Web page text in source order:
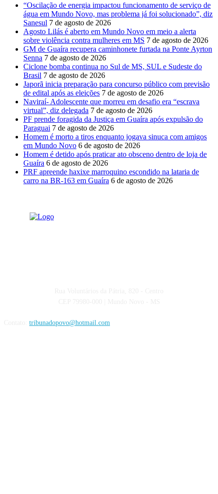
“Oscilação de energia impactou funcionamento de serviço de
água em Mundo Novo, mas problema já foi solucionado”, diz
Sanesul 7 de agosto de 2026
Agosto Lilás é aberto em Mundo Novo em meio a alerta
sobre violência contra mulheres em MS 7 de agosto de 2026
GM de Guaíra recupera caminhonete furtada na Ponte Ayrton
Senna 7 de agosto de 2026
Ciclone bomba continua no Sul de MS, SUL e Sudeste do
Brasil 7 de agosto de 2026
Japorã inicia preparação para concurso público com previsão
de edital após as eleições 7 de agosto de 2026
Naviraí- Adolescente que morreu em desafio era “escrava
virtual”, diz delegada 7 de agosto de 2026
PF prende foragida da Justiça em Guaíra após expulsão do
Paraguai 7 de agosto de 2026
Homem é morto a tiros enquanto jogava sinuca com amigos
em Mundo Novo 6 de agosto de 2026
Homem é detido após praticar ato obsceno dentro de loja de
Guaíra 6 de agosto de 2026
PRF apreende haxixe marroquino escondido na lataria de
carro na BR-163 em Guaíra 6 de agosto de 2026
tribunadopovo@hotmail.com